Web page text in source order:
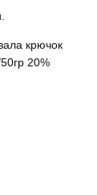
крючок
20%